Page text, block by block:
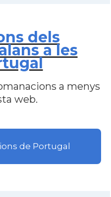
dels
a les
a menys
web.
de Portugal